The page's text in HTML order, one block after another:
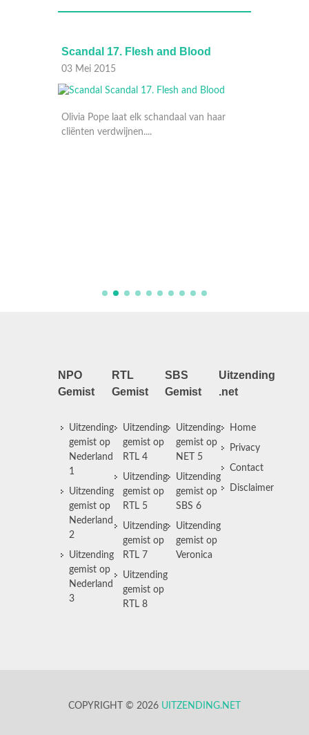
Scandal 17. Flesh and Blood
03 Mei 2015
Olivia Pope laat elk schandaal van haar
cliënten verdwijnen....
NPO
Gemist
Uitzending
gemist op
Nederland
1
Uitzending
gemist op
Nederland
2
Uitzending
gemist op
Nederland
3
RTL
Gemist
Uitzending
gemist op
RTL 4
Uitzending
gemist op
RTL 5
Uitzending
gemist op
RTL 7
Uitzending
gemist op
RTL 8
SBS
Gemist
Uitzending
gemist op
NET 5
Uitzending
gemist op
SBS 6
Uitzending
gemist op
Veronica
Uitzending
.net
Home
Privacy
Contact
Disclaimer
COPYRIGHT © 2026 UITZENDING.NET